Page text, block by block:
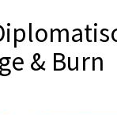
& Burn